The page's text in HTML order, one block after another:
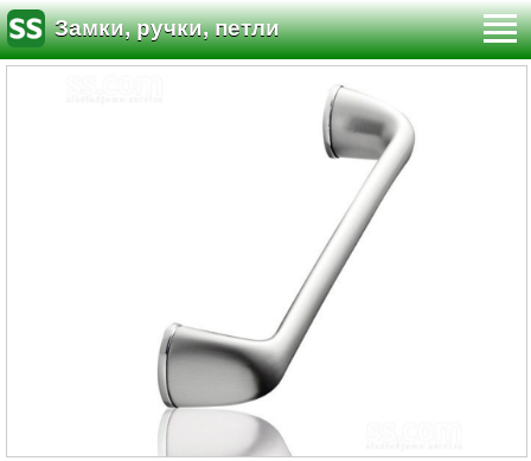
Замки, ручки, петли